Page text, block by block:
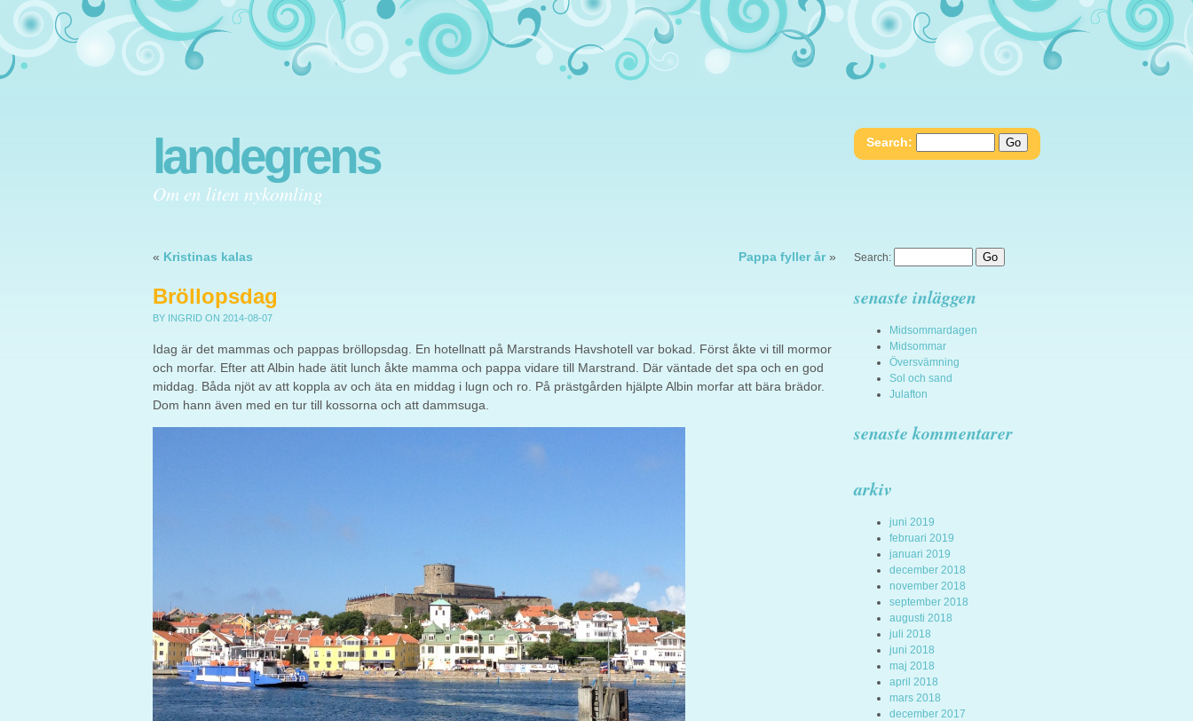
landegrens Search:
Om en liten nykomling
« Kristinas kalas Pappa fyller år»
Bröllopsdag
BY INGRID ON 2014-08-07
Idag är det mammas och pappas bröllopsdag. En hotellnatt på Marstrands Havshotell var bokad. Först åkte vi till mormor
och morfar. Efter att Albin hade ätit lunch åkte mamma och pappa vidare till Marstrand. Där väntade det spa och en god
middag. Båda njöt av att koppla av och äta en middag i lugn och ro. På prästgården hjälpte Albin morfar att bära brädor.
Dom hann även med en tur till kossorna och att dammsuga.
Search:
senaste inläggen
Midsommardagen
Midsommar
Översvämning
Sol och sand
Julafton
senaste kommentarer
arkiv
juni 2019
februari 2019
januari 2019
december 2018
november 2018
september 2018
augusti 2018
juli 2018
juni 2018
maj 2018
april 2018
mars 2018
december 2017